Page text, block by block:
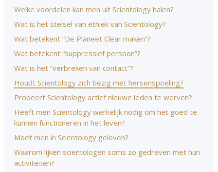
Welke voordelen kan men uit Scientology halen?
Wat is het stelsel van ethiek van Scientology?
Wat betekent “De Planeet Clear maken”?
Wat betekent “suppressief persoon”?
Wat is het “verbreken van contact”?
Houdt Scientology zich bezig met hersenspoeling?
Probeert Scientology actief nieuwe leden te werven?
Heeft men Scientology werkelijk nodig om het goed te
kunnen functioneren in het leven?
Moet men in Scientology geloven?
Waarom lijken scientologen soms zo gedreven met hun
activiteiten?